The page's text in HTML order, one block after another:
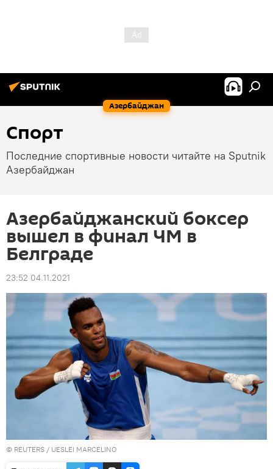
Азербайджан
Спорт
Последние спортивные новости читайте на Sputnik
Азербайджан
Азербайджанский боксер
вышел в финал ЧМ в
Белграде
23:52 04.11.2021
© REUTERS / UESLEI MARCELINO